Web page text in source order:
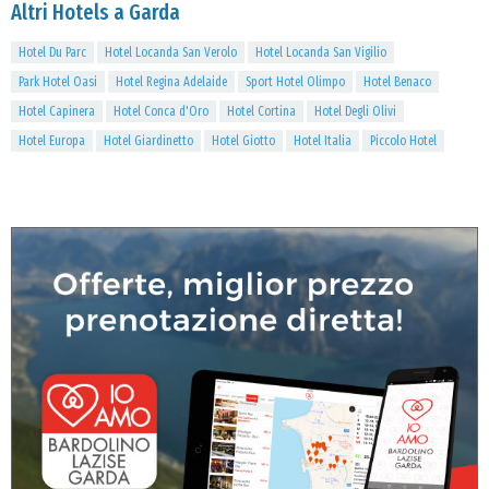
Altri Hotels a Garda
Hotel Du Parc Hotel Locanda San Verolo
Hotel Locanda San Vigilio
Park Hotel Oasi
Hotel Regina Adelaide Sport Hotel Olimpo
Hotel Benaco
Hotel Capinera
Hotel Conca d'Oro Hotel Cortina
Hotel Degli Olivi
Hotel Europa
Hotel Giardinetto Hotel Giotto Hotel Italia Piccolo Hotel